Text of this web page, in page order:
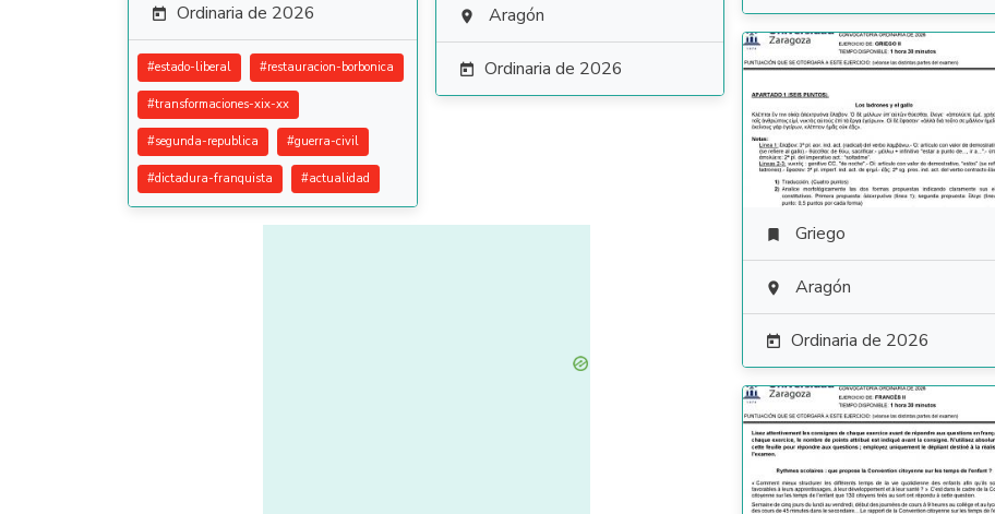
 Ordinaria de 2026
#estado-liberal #restauracion-borbonica
#transformaciones-xix-xx
#segunda-republica #guerra-civil
#dictadura-franquista #actualidad
 Aragón
 Ordinaria de 2026
 Griego
 Aragón
 Ordinaria de 2026